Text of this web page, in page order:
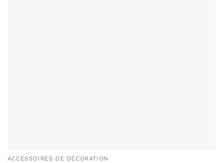
ACCESSOIRES DE DÉCORATION